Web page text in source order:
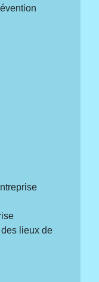
lieux de